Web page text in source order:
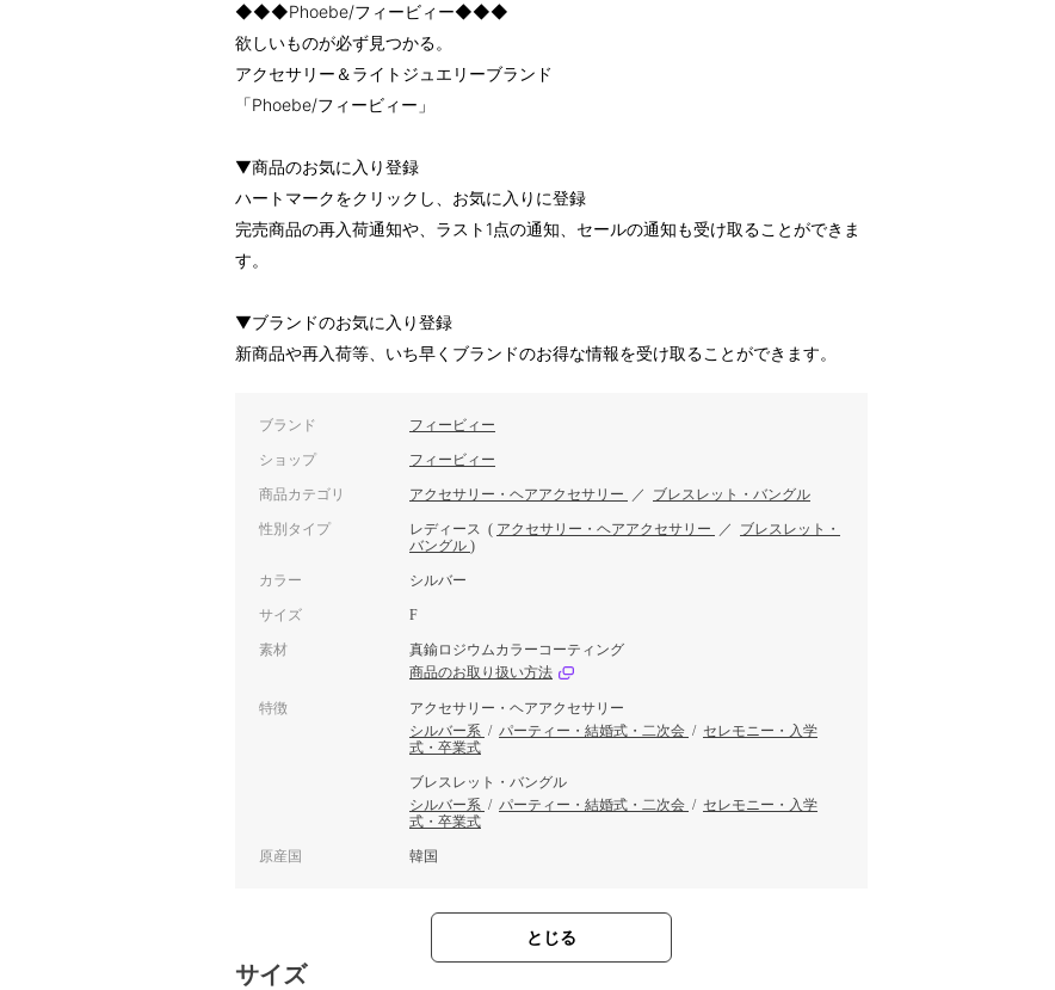
◆◆◆Phoebe/フィービィー◆◆◆
欲しいものが必ず見つかる。
アクセサリー＆ライトジュエリーブランド
「Phoebe/フィービィー」
▼商品のお気に入り登録
ハートマークをクリックし、お気に入りに登録
完売商品の再入荷通知や、ラスト1点の通知、セールの通知も受け取ることができま
す。
▼ブランドのお気に入り登録
新商品や再入荷等、いち早くブランドのお得な情報を受け取ることができます。
ブランド フィービィー
ショップ フィービィー
商品カテゴリ アクセサリー・ヘアアクセサリー ／ ブレスレット・バングル
性別タイプ レディース ( アクセサリー・ヘアアクセサリー ／ ブレスレット・
バングル )
カラー シルバー
サイズ F
素材
真鍮ロジウムカラーコーティング
商品のお取り扱い方法
特徴
アクセサリー・ヘアアクセサリー
シルバー系 / パーティー・結婚式・二次会 / セレモニー・入学
式・卒業式
ブレスレット・バングル
シルバー系 / パーティー・結婚式・二次会 / セレモニー・入学
式・卒業式
原産国 韓国
とじる
サイズ